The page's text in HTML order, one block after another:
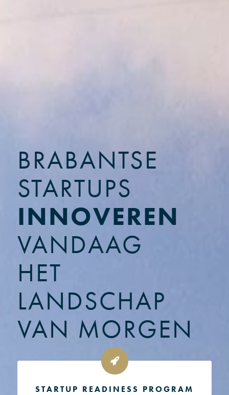
BRABANTSE
STARTUPS
INNOVEREN
VANDAAG
HET
LANDSCHAP
VAN MORGEN
STARTUP READINESS PROGRAM